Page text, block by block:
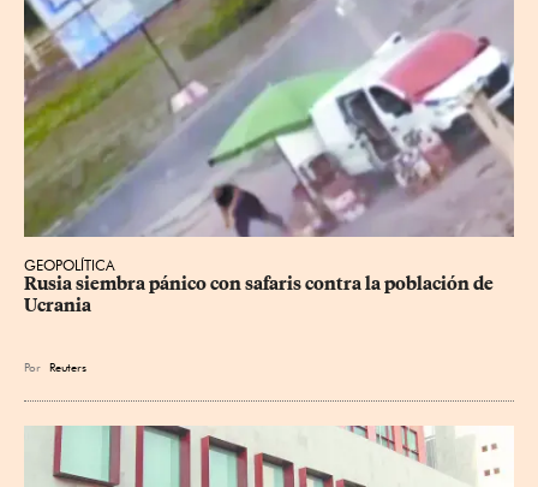
GEOPOLÍTICA
Rusia siembra pánico con safaris contra la población de
Ucrania
Por Reuters